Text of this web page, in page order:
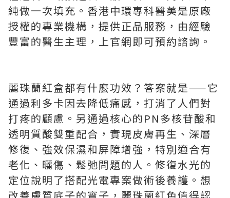
純做一次填充。香港中環專科醫美是原廠
授權的專業機構，提供正品服務，由經驗
豐富的醫生主理，上官網即可預約諮詢。
麗珠蘭紅盒都有什麼功效？答案就是——它
通過利多卡因去降低痛感，打消了人們對
打疼的顧慮。另通過核心的PN多核苷酸和
透明質酸雙重配合，實現皮膚再生、深層
修復、強效保濕和屏障增強，特別適合有
老化、曬傷、鬆弛問題的人。修復水光的
定位說明了搭配光電專案做術後養護。想
改善膚質底子的寶子，麗珠蘭紅色值得認